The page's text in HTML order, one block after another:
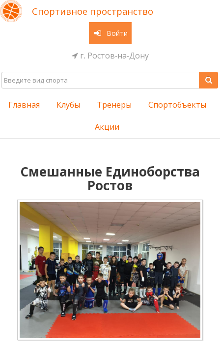
Спортивное пространство
Войти
г. Ростов-на-Дону
Главная Клубы Тренеры Спортобъекты
Акции
Смешанные Единоборства
Ростов